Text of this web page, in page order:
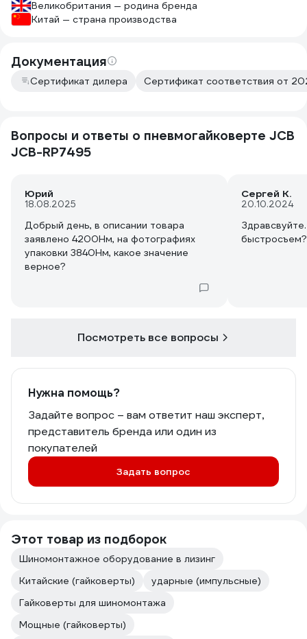
Великобритания — родина бренда
Китай — страна производства
Документация
Сертификат дилера Сертификат соответствия от
Вопросы и ответы о пневмогайковерте JCB
JCB-RP7495
Юрий
18.08.2025
Добрый день, в описании товара
заявлено 4200Нм, на фотографиях
упаковки 3840Нм, какое значение
верное?
Сергей К.
20.10.2024
Посмотреть все вопросы
Нужна помощь?
Задайте вопрос – вам ответит наш эксперт,
представитель бренда или один из
покупателей
Задать вопрос
Этот товар из подборок
Шиномонтажное оборудование в лизинг
Китайские (гайковерты)
ударные (импульсные)
Гайковерты для шиномонтажа
Мощные (гайковерты)